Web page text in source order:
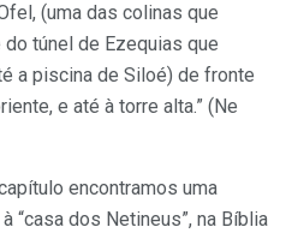
(uma das colinas que
túnel de Ezequias que
a piscina de Siloé) de fronte
e até à torre alta.” (Ne
encontramos uma
“casa dos Netineus”, na Bíblia